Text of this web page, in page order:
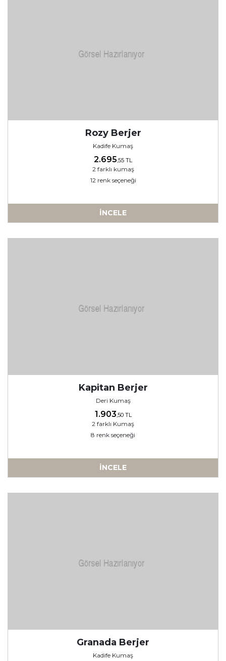
Rozy Berjer
Kadife Kumaş
2.695,55 TL
2 farklı kumaş
12 renk seçeneği
İNCELE
a
Kapitan Berjer
Deri Kumaş
1.903 ,50 TL
2 farklı Kumaş
8 renk seçeneği
İNCELE
%25 İndirimli
Granada Berjer
Kadife Kumaş